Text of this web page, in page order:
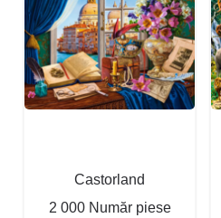
Castorland
2 000 Număr piese